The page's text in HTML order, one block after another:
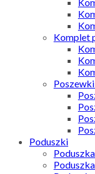
Komplet
Poduszki